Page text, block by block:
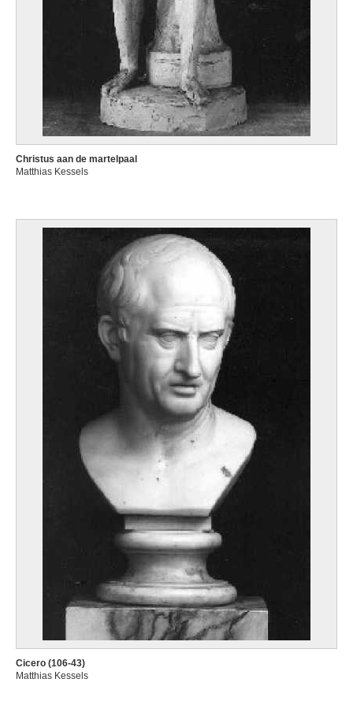
Christus aan de martelpaal
Matthias Kessels
Cicero (106-43)
Matthias Kessels